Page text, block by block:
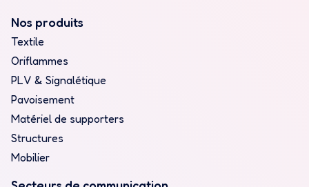
Nos produits
Textile
Oriflammes
PLV & Signalétique
Pavoisement
Matériel de supporters
Structures
Mobilier